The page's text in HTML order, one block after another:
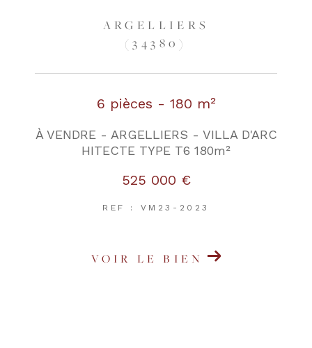
ARGELLIERS
(34380)
6 pièces - 180 m²
À VENDRE - ARGELLIERS - VILLA D'ARC
HITECTE TYPE T6 180m²
525 000 €
REF : VM23-2023
VOIR LE BIEN